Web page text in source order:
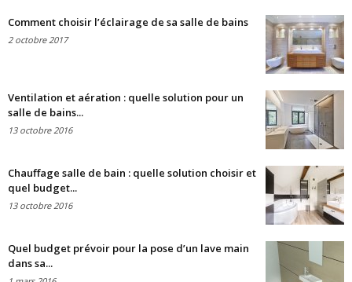
Comment choisir l’éclairage de sa salle de bains
2 octobre 2017
Ventilation et aération : quelle solution pour un
salle de bains...
13 octobre 2016
Chauffage salle de bain : quelle solution choisir et
quel budget...
13 octobre 2016
Quel budget prévoir pour la pose d’un lave main
dans sa...